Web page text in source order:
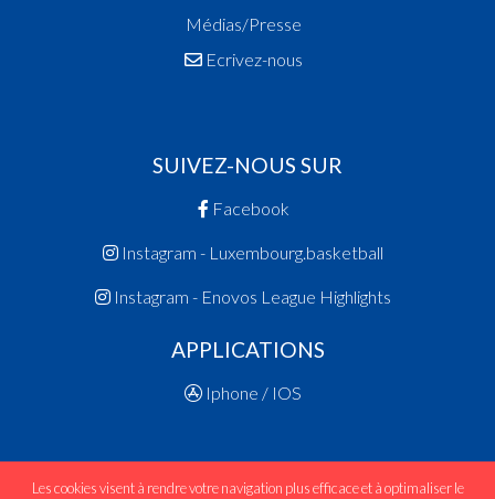
Médias/Presse
Ecrivez-nous
SUIVEZ-NOUS SUR
Facebook
Instagram - Luxembourg.basketball
Instagram - Enovos League Highlights
APPLICATIONS
Iphone / IOS
Les cookies visent à rendre votre navigation plus efficace et à optimaliser le